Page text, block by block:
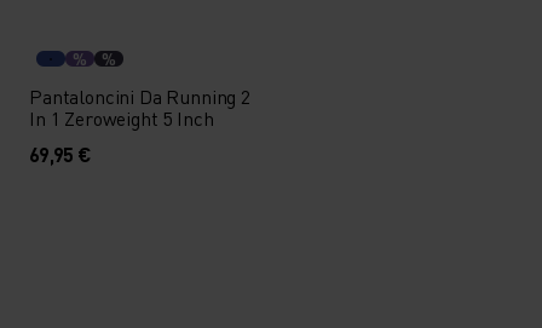
% %
Pantaloncini Da Running 2
In 1 Zeroweight 5 Inch
69,95 €